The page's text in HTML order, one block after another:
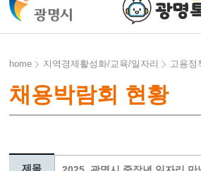
home 지역경제활성화/교육/일자리 고용정
채용박람회 현황
제목